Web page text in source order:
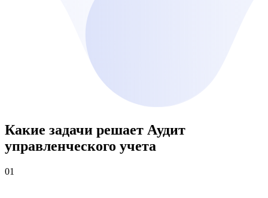
Какие задачи решает Аудит
управленческого учета
01